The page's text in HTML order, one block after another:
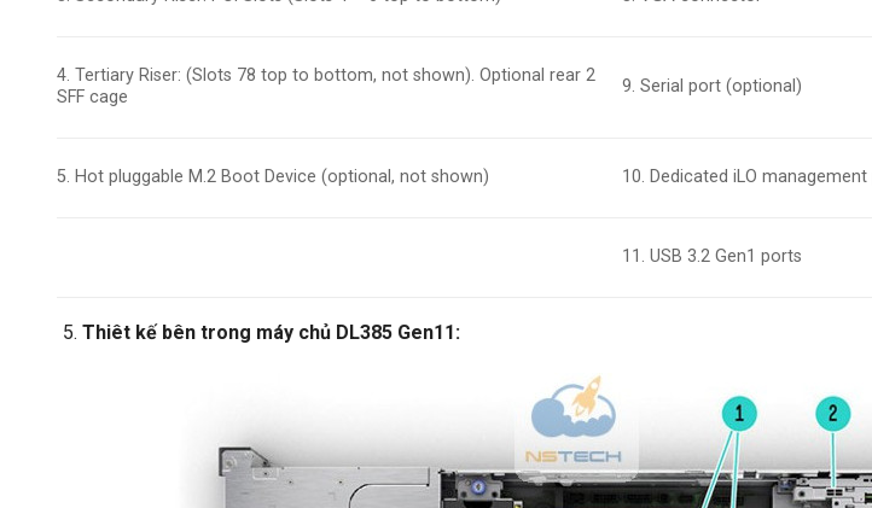
4. Tertiary Riser: (Slots 78 top to bottom, not shown). Optional rear 2
SFF cage
9. Serial port (optional)
5. Hot pluggable M.2 Boot Device (optional, not shown) 10. Dedicated iLO
11. USB 3.2 Gen1 ports
Thiêt kế bên trong máy chủ DL385 Gen11: